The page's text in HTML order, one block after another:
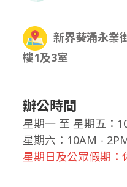
新界葵涌永業
樓1及3室
辦公時間
星期一 至 星期五：
星期六：10AM -
星期日及公眾假期：